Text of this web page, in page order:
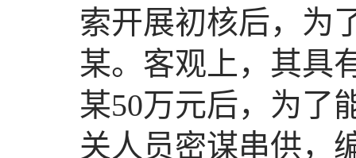
索开展初核后，为
某。客观上，其具
某50万元后，为了
关人员密谋串供，